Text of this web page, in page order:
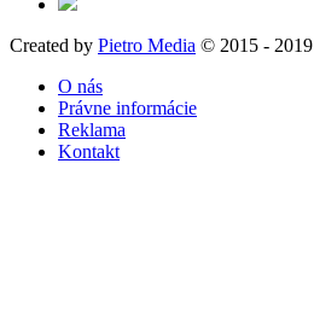
Created by Pietro Media © 2015 - 2019
O nás
Právne informácie
Reklama
Kontakt